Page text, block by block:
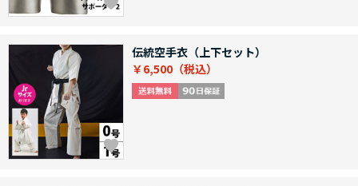
伝統空手衣（上下セット）
￥6,500